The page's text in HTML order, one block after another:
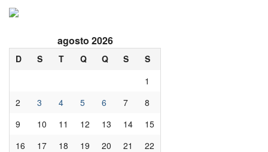
agosto 2026
D S T Q Q S
S
1
2
3 4 5 6 7
8
9
10 11 12 13 14
15
16
17 18 19 20 21
22